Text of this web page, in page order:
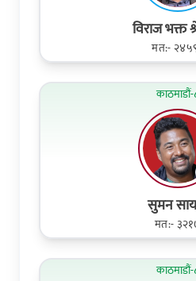
विराज भक्त
मत:-
सुमन
मत:-